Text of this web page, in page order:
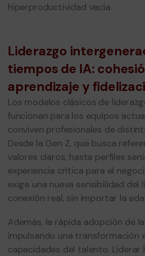
hiperproductividad vacía.
Liderazgo
tiempos de IA:
aprendizaje y
Los modelos clásicos de
funcionan para los equipos
conviven profesionales de
Desde la Gen Z, que busca
valores claros, hasta perfiles
experiencia crítica para el
exige una nueva sensibilidad del
conexión real, sin importar la
Además, la rápida adopción de
impulsando una transformación
capacidades del talento. Liderar